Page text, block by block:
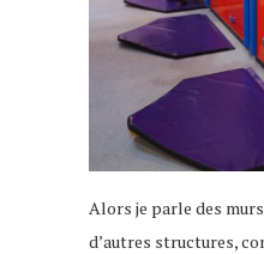
Alors je parle des
d’autres structures,